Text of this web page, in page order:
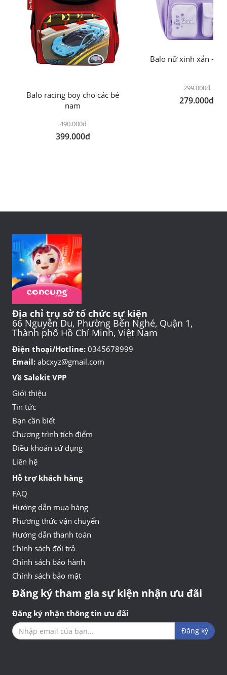
Balo racing boy cho các bé
nam
399.000đ
490.000đ
Balo nữ xinh xắn -
279.000đ
299.000đ
Địa chỉ trụ sở tổ chức sự kiện
66 Nguyễn Du, Phường Bến Nghé, Quận 1,
Thành phố Hồ Chí Minh, Việt Nam
Điện thoại/Hotline: 0345678999
Email: abcxyz@gmail.com
Về Salekit VPP
Giới thiệu
Tin tức
Bạn cần biết
Chương trình tích điểm
Điều khoản sử dụng
Liên hệ
Hỗ trợ khách hàng
FAQ
Hướng dẫn mua hàng
Phương thức vận chuyển
Hướng dẫn thanh toán
Chính sách đổi trả
Chính sách bảo hành
Chính sách bảo mật
Đăng ký tham gia sự kiện nhận ưu đãi
Đăng ký nhận thông tin ưu đãi
Đăng ký